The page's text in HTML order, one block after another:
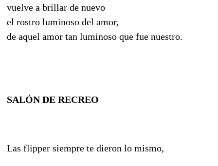
vuelve a brillar de nuevo
el rostro luminoso del amor,
de aquel amor tan luminoso que fue nuestro.
SALÓN DE RECREO
Las flipper siempre te dieron lo mismo,